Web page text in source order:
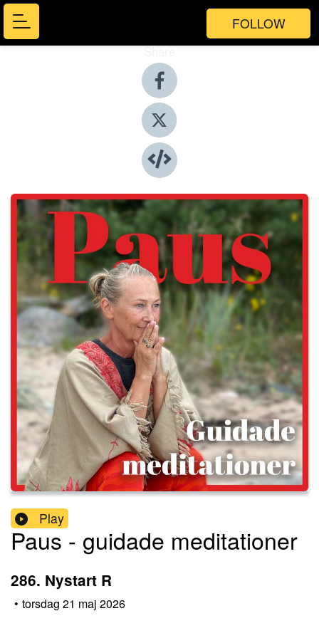
FOLLOW
Share
Play
Paus - guidade meditationer
286. Nystart R
• torsdag 21 maj 2026